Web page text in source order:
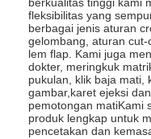
Mesin Kemasan
Otomatis Mesin
Posting Tekan
fleksibilitas yang
berbagai jenis aturan
gelombang, aturan
lem flap. Kami juga
dokter, meringkuk
pukulan, klik baja mati,
gambar,karet ejeksi
pemotongan matiKami
produk lengkap untuk
pencetakan dan